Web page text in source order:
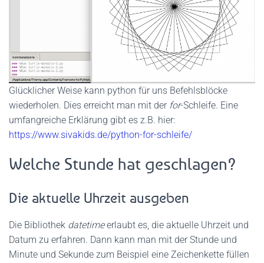
Glücklicher Weise kann python für uns Befehlsblöcke
wiederholen. Dies erreicht man mit der for-Schleife. Eine
umfangreiche Erklärung gibt es z.B. hier:
https://www.sivakids.de/python-for-schleife/
Welche Stunde hat geschlagen?
Die aktuelle Uhrzeit ausgeben
Die Bibliothek datetimeerlaubt es, die aktuelle Uhrzeit und
Datum zu erfahren. Dann kann man mit der Stunde und
Minute und Sekunde zum Beispiel eine Zeichenkette füllen